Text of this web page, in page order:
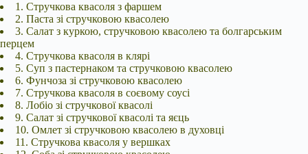
1. Стручкова квасоля з фаршем
2. Паста зі стручковою квасолею
3. Салат з куркою, стручковою квасолею та болгарським
перцем
4. Стручкова квасоля в клярі
5. Суп з пастернаком та стручковою квасолею
6. Фунчоза зі стручковою квасолею
7. Стручкова квасоля в соєвому соусі
8. Лобіо зі стручкової квасолі
9. Салат зі стручкової квасолі та яєць
10. Омлет зі стручковою квасолею в духовці
11. Стручкова квасоля у вершках